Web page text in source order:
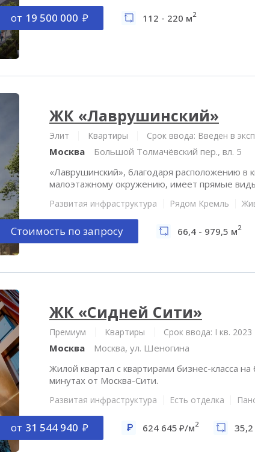
от 19 500 000 112 - 220 м2
ЖК «Лаврушинский»
Элит Квартиры Срок ввода: Введен в
Москва
Большой Толмачёвский пер., вл. 5
«Лаврушинский», благодаря расположению в
малоэтажному окружению, имеет прямые
Развитая инфраструктура Рядом Кремль
Стоимость по запросу 66,4 - 979,5 м2
ЖК «Сидней Сити»
Премиум Квартиры Срок ввода: I кв. 2023
Москва
Москва, ул. Шеногина
Жилой квартал с квартирами бизнес-класса
минутах от Москва-Сити.
Развитая инфраструктура Есть отделка
от 31 544 940 624 645 /м2